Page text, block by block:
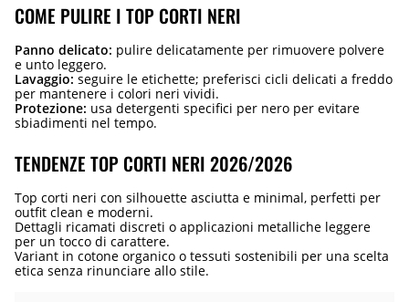
COME PULIRE I TOP CORTI NERI
Panno delicato: pulire delicatamente per rimuovere polvere
e unto leggero.
Lavaggio: seguire le etichette; preferisci cicli delicati a freddo
per mantenere i colori neri vividi.
Protezione: usa detergenti specifici per nero per evitare
sbiadimenti nel tempo.
TENDENZE TOP CORTI NERI 2026/2026
Top corti neri con silhouette asciutta e minimal, perfetti per
outfit clean e moderni.
Dettagli ricamati discreti o applicazioni metalliche leggere
per un tocco di carattere.
Variant in cotone organico o tessuti sostenibili per una scelta
etica senza rinunciare allo stile.